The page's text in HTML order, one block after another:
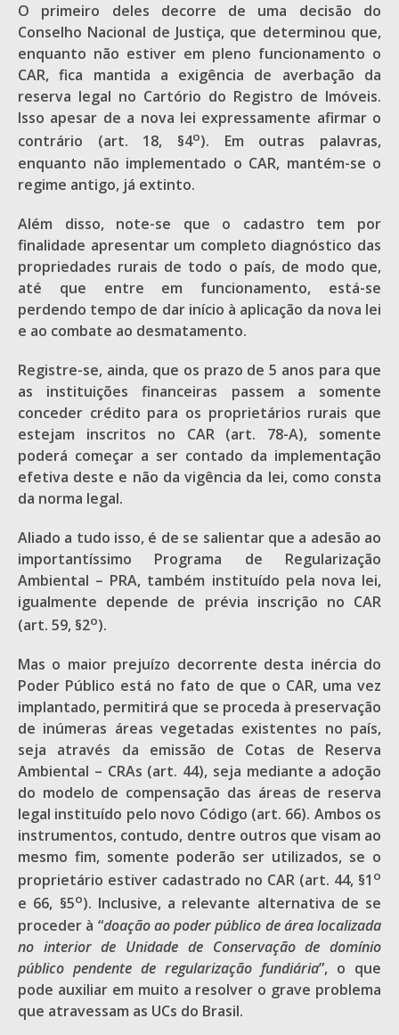
O primeiro deles decorre de uma decisão do
Conselho Nacional de Justiça, que determinou que,
enquanto não estiver em pleno funcionamento o
CAR, fica mantida a exigência de averbação da
reserva legal no Cartório do Registro de Imóveis.
Isso apesar de a nova lei expressamente afirmar o
contrário (art. 18, §4o). Em outras palavras,
enquanto não implementado o CAR, mantém-se o
regime antigo, já extinto.
Além disso, note-se que o cadastro tem por
finalidade apresentar um completo diagnóstico das
propriedades rurais de todo o país, de modo que,
até que entre em funcionamento, está-se
perdendo tempo de dar início à aplicação da nova lei
e ao combate ao desmatamento.
Registre-se, ainda, que os prazo de 5 anos para que
as instituições financeiras passem a somente
conceder crédito para os proprietários rurais que
estejam inscritos no CAR (art. 78-A), somente
poderá começar a ser contado da implementação
efetiva deste e não da vigência da lei, como consta
da norma legal.
Aliado a tudo isso, é de se salientar que a adesão ao
importantíssimo Programa de Regularização
Ambiental – PRA, também instituído pela nova lei,
igualmente depende de prévia inscrição no CAR
(art. 59, §2o).
Mas o maior prejuízo decorrente desta inércia do
Poder Público está no fato de que o CAR, uma vez
implantado, permitirá que se proceda à preservação
de inúmeras áreas vegetadas existentes no país,
seja através da emissão de Cotas de Reserva
Ambiental – CRAs (art. 44), seja mediante a adoção
do modelo de compensação das áreas de reserva
legal instituído pelo novo Código (art. 66). Ambos os
instrumentos, contudo, dentre outros que visam ao
mesmo fim, somente poderão ser utilizados, se o
proprietário estiver cadastrado no CAR (art. 44, §1 o
e 66, §5o). Inclusive, a relevante alternativa de se
proceder à “doação ao poder público de área localizada
no interior de Unidade de Conservação de domínio
público pendente de regularização fundiária”, o que
pode auxiliar em muito a resolver o grave problema
que atravessam as UCs do Brasil.